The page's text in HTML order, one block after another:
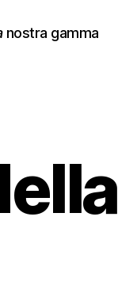
nostra gamma